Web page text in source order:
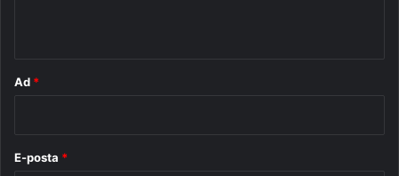
Ad *
E-posta *